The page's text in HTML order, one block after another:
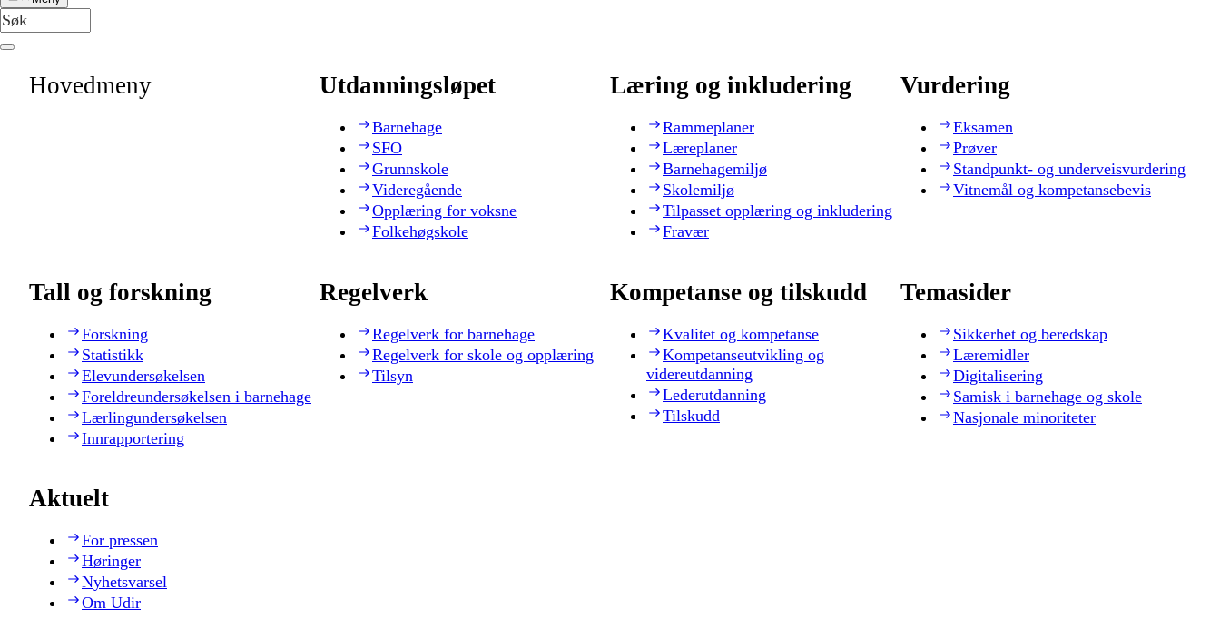
Hovedmeny Utdanningsløpet
Barnehage
SFO
Grunnskole
Videregående
Opplæring for voksne
Folkehøgskole
Læring og inkludering
Rammeplaner
Læreplaner
Barnehagemiljø
Skolemiljø
Tilpasset opplæring og inkludering
Fravær
Vurdering
Eksamen
Prøver
Standpunkt- og underveisvurdering
Vitnemål og kompetansebevis
Tall og forskning
Forskning
Statistikk
Elevundersøkelsen
Foreldreundersøkelsen i barnehage
Lærlingundersøkelsen
Innrapportering
Regelverk
Regelverk for barnehage
Regelverk for skole og opplæring
Tilsyn
Kompetanse og tilskudd
Kvalitet og kompetanse
Kompetanseutvikling og
videreutdanning
Lederutdanning
Tilskudd
Temasider
Sikkerhet og beredskap
Læremidler
Digitalisering
Samisk i barnehage og skole
Nasjonale minoriteter
Aktuelt
For pressen
Høringer
Nyhetsvarsel
Om Udir